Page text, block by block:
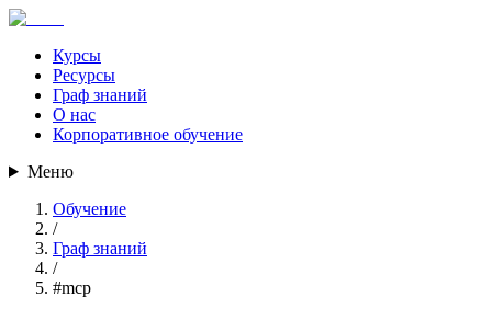
Курсы
Ресурсы
Граф знаний
О нас
Корпоративное обучение
Меню
Обучение
/
Граф знаний
/
#mcp